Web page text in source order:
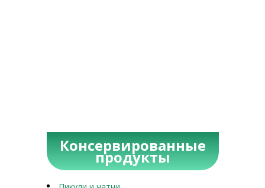
Консервированные
продукты